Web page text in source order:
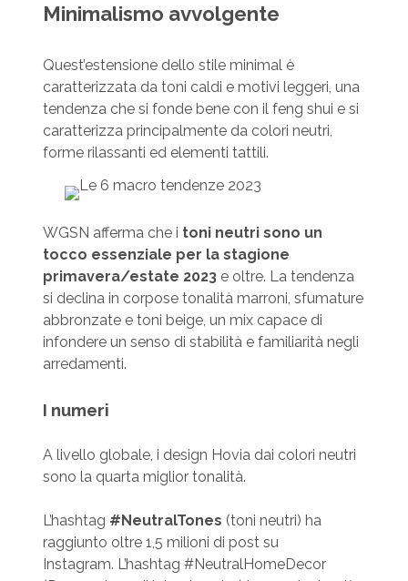
Minimalismo avvolgente
Quest’estensione dello stile minimal è
caratterizzata da toni caldi e motivi leggeri, una
tendenza che si fonde bene con il feng shui e si
caratterizza principalmente da colori neutri,
forme rilassanti ed elementi tattili.
WGSN afferma che i toni neutri sono un
tocco essenziale per la stagione
primavera/estate 2023e oltre. La tendenza
si declina in corpose tonalità marroni, sfumature
abbronzate e toni beige, un mix capace di
infondere un senso di stabilità e familiarità negli
arredamenti.
I numeri
A livello globale, i design Hovia dai colori neutri
sono la quarta miglior tonalità.
L’hashtag #NeutralTones (toni neutri) ha
raggiunto oltre 1,5 milioni di post su
Instagram. L’hashtag #NeutralHomeDecor